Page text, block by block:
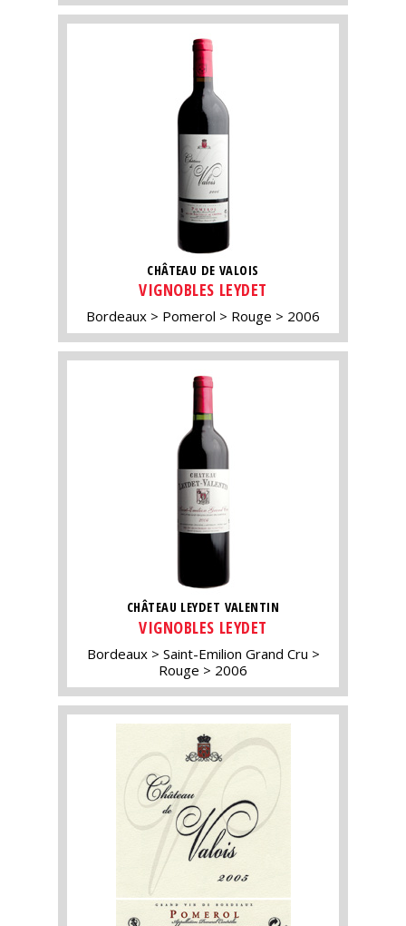
CHÂTEAU DE VALOIS
VIGNOBLES LEYDET
Bordeaux Pomerol Rouge 2006
CHÂTEAU LEYDET VALENTIN
VIGNOBLES LEYDET
Bordeaux
Saint-Emilion Grand Cru
Rouge
2006